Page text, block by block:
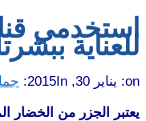
استخدمي
للعناية
on: يناير 30, 2015 In:
يعتبر الجزر من الخضار